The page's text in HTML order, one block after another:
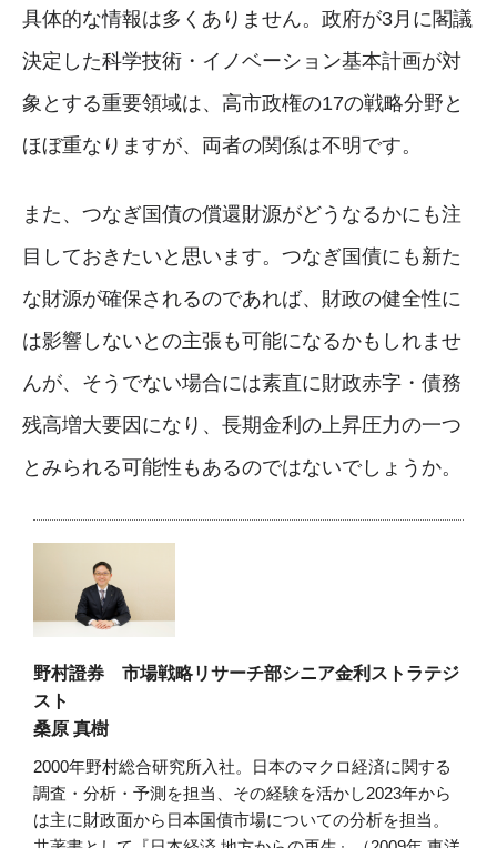
具体的な情報は多くありません。政府が3月に閣議
決定した科学技術・イノベーション基本計画が対
象とする重要領域は、高市政権の17の戦略分野と
ほぼ重なりますが、両者の関係は不明です。
また、つなぎ国債の償還財源がどうなるかにも注
目しておきたいと思います。つなぎ国債にも新た
な財源が確保されるのであれば、財政の健全性に
は影響しないとの主張も可能になるかもしれませ
んが、そうでない場合には素直に財政赤字・債務
残高増大要因になり、長期金利の上昇圧力の一つ
とみられる可能性もあるのではないでしょうか。
野村證券 市場戦略リサーチ部シニア金利ストラテジ
スト
桑原 真樹
2000年野村総合研究所入社。日本のマクロ経済に関する
調査・分析・予測を担当、その経験を活かし2023年から
は主に財政面から日本国債市場についての分析を担当。